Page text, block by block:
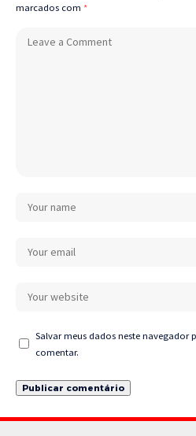
marcados com *
Salvar meus dados neste navegador
comentar.